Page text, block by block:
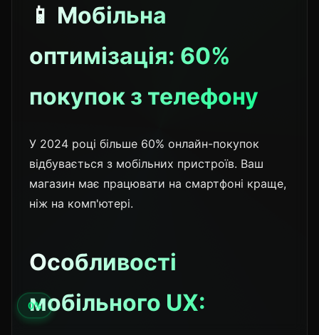
📱 Мобільна
оптимізація: 60%
покупок з телефону
У 2024 році більше 60% онлайн-покупок
відбувається з мобільних пристроїв. Ваш
магазин має працювати на смартфоні краще,
ніж на комп'ютері.
Особливості
мобільного UX: